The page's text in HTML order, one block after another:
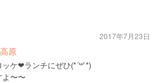
原
ケ❤︎ランチにぜひ(*´꒳`*)
〜〜
2017年7月23日